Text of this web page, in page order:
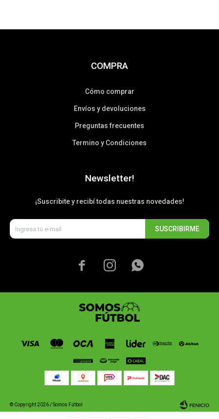
COMPRA
Cómo comprar
Envíos y devoluciones
Preguntas frecuentes
Termino y Condiciones
Newsletter!
¡Suscribite y recibí todas nuestras novedades!
SUSCRIBIRME
  
© Copyright 2026 / Somos Fútbol